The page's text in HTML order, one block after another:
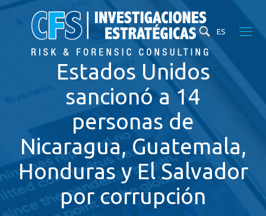
ES
Estados Unidos
sancionó a 14
personas de
Nicaragua, Guatemala,
Honduras y El Salvador
por corrupción